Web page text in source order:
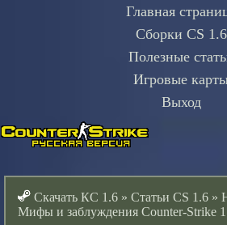
Главная
Сборки CS 1.6
Полезные
Игровые
Выход
Скачать КС 1.6 »Статьи CS 1.6 »
Мифы и заблуждения Counter-Strike